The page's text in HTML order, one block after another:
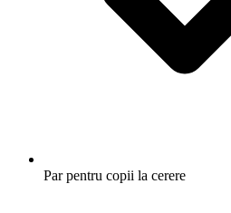
Par pentru copii la cerere